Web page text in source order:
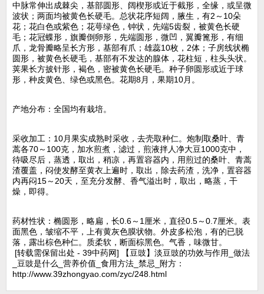
中脉常伸出成棘尖，基部圆形、阔楔形或近于截形，全缘，或呈微
波状；两面均被黄色长硬毛。总状花序短阔，腋生，有2～10朵
花；花白色或紫色；花萼绿色，钟状，先端5齿裂，被黄色长硬
毛；花冠蝶形，旗瓣倒卵形，先端圆形，微凹，翼瓣篦形，有细
爪，龙骨瓣略呈长方形，基部有爪；雄蕊10枚，2体；子房线状椭
圆形，被黄色长硬毛，基部有不发达的腺体，花柱短，柱头头状。
荚果长方披针形，褐色，密被黄色长硬毛。种子卵圆形或近于球
形，种皮黄色、绿色或黑色。花期8月，果期10月。
产地分布：全国均有栽培。
采收加工：10月果实成熟时采收，去壳取种仁。炮制取桑叶、青
蒿各70～100克，加水煎煮，滤过，煎液拌人净大豆1000克中，
待吸尽后，蒸透，取出，稍凉，再置容器内，用煎过的桑叶、青蒿
渣覆盖，闷使发酵至黄衣上遍时，取出，除去药渣，洗净，置容器
内再闷15～20天，至充分发酵、香气溢出时，取出，略蒸，干
燥，即得。
药材性状：椭圆形，略扁，长0.6～1厘米，直径0.5～0.7厘米。表
面黑色，皱缩不平，上有黄灰色膜状物。外皮多松泡，有的已脱
落，露出棕色种仁。质柔软，断面棕黑色。气香，味微甘。
[转载需保留出处 - 39中药网] 【豆豉】淡豆豉的功效与作用_做法
_豆豉是什么_营养价值_食用方法_禁忌_附方：
http://www.39zhongyao.com/zyc/248.html